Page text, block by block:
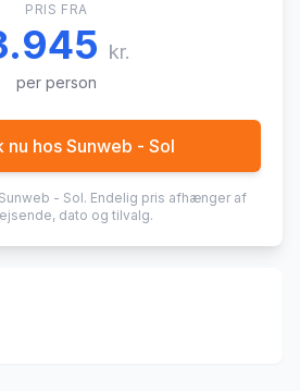
PRIS FRA
kr.
per person
nu hos Sunweb - Sol
Sunweb - Sol. Endelig pris afhænger af
dato og tilvalg.